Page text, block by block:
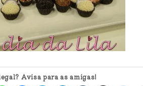
Avisa para as amigas!